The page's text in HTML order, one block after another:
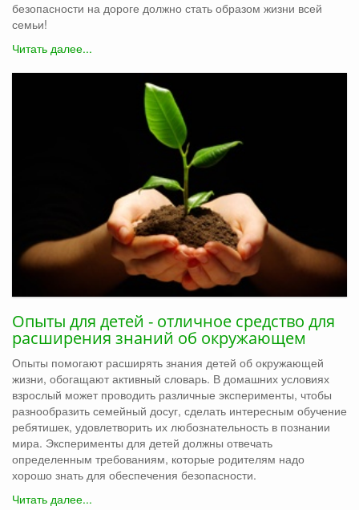
безопасности на дороге должно стать образом жизни всей
семьи!
Читать далее...
Опыты для детей - отличное средство для
расширения знаний об окружающем
Опыты помогают расширять знания детей об окружающей
жизни, обогащают активный словарь. В домашних условиях
взрослый может проводить различные эксперименты, чтобы
разнообразить семейный досуг, сделать интересным обучение
ребятишек, удовлетворить их любознательность в познании
мира. Эксперименты для детей должны отвечать
определенным требованиям, которые родителям надо
хорошо знать для обеспечения безопасности.
Читать далее...